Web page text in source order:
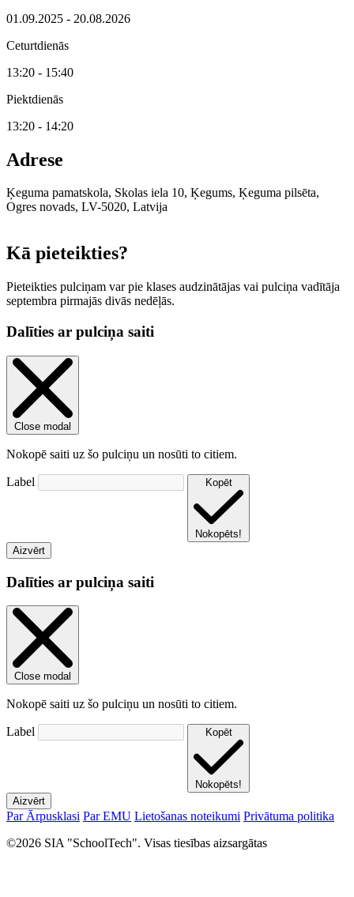
01.09.2025 - 20.08.2026
Ceturtdienās
13:20 - 15:40
Piektdienās
13:20 - 14:20
Adrese
Ķeguma pamatskola, Skolas iela 10, Ķegums, Ķeguma pilsēta,
Ogres novads, LV-5020, Latvija
Kā pieteikties?
Pieteikties pulciņam var pie klases audzinātājas vai pulciņa vadītāja
septembra pirmajās divās nedēļās.
Dalīties ar pulciņa saiti
Close modal
Nokopē saiti uz šo pulciņu un nosūti to citiem.
Label Kopēt
Nokopēts!
Aizvērt
Dalīties ar pulciņa saiti
Close modal
Nokopē saiti uz šo pulciņu un nosūti to citiem.
Label Kopēt
Nokopēts!
Aizvērt
Par Ārpusklasi Par EMU Lietošanas noteikumi Privātuma politika
©2026 SIA "SchoolTech". Visas tiesības aizsargātas